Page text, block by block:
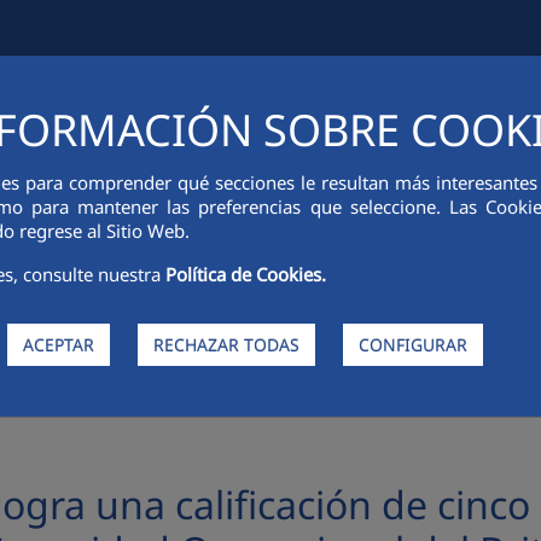
SOBRE
para comprender qué secciones le resultan más
para mantener las preferencias que seleccione. Las
regrese al Sitio Web.
consulte nuestra Política de Cookies.
ACEPTAR RECHAZAR TODAS CONFIGURAR
FINANCIERA INNOVACIÓN SOSTENIBILIDAD PERSONAS
una calificación de